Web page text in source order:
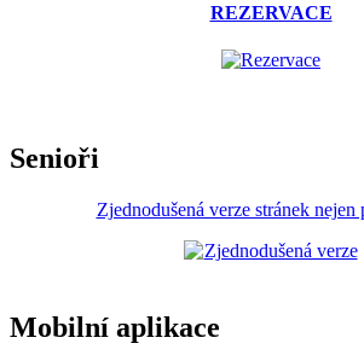
REZERVACE
Senioři
Zjednodušená verze stránek nejen
Mobilní aplikace